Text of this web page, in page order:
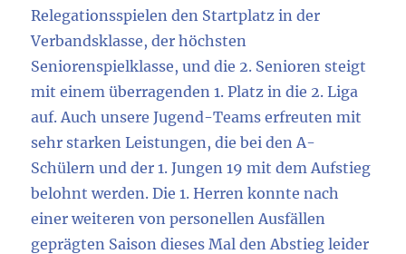
Relegationsspielen den Startplatz in der
Verbandsklasse, der höchsten
Seniorenspielklasse, und die 2. Senioren steigt
mit einem überragenden 1. Platz in die 2. Liga
auf. Auch unsere Jugend-Teams erfreuten mit
sehr starken Leistungen, die bei den A-
Schülern und der 1. Jungen 19 mit dem Aufstieg
belohnt werden. Die 1. Herren konnte nach
einer weiteren von personellen Ausfällen
geprägten Saison dieses Mal den Abstieg leider